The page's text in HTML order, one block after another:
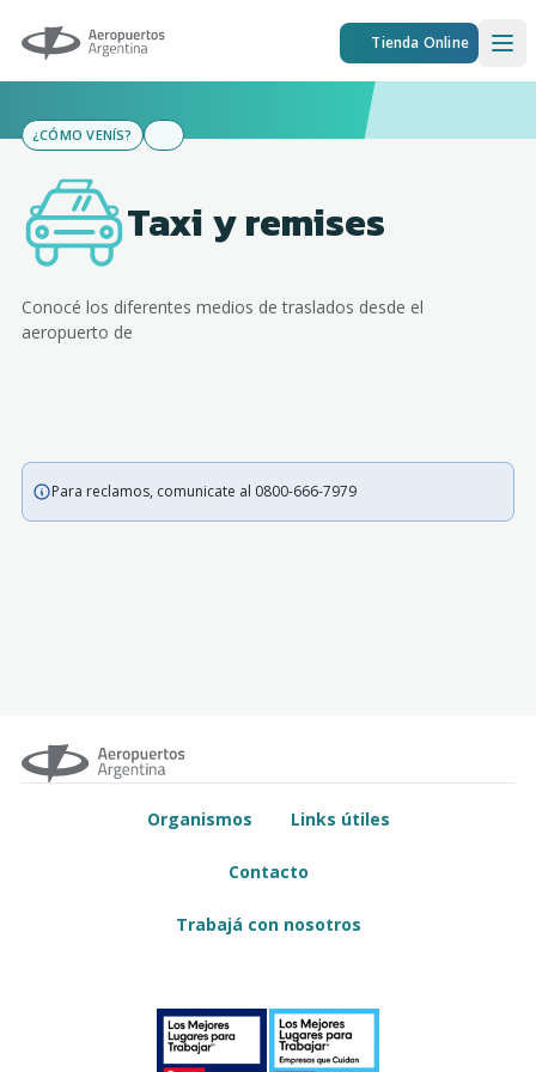
Aeropuertos Argentina Tienda Online
¿CÓMO VENÍS?
Taxi y remises
Conocé los diferentes medios de traslados desde el
aeropuerto de
Para reclamos, comunicate al 0800-666-7979
Organismos Links útiles
Contacto
Trabajá con nosotros